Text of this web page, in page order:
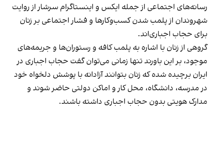
رسانه‎‌های اجتماعی از جمله ایکس و اینستاگرام سرشار از روایت
شهروندان از پلمب شدن کسب‌وکارها و فشار اجتماعی بر زنان
برای حجاب اجباری‌اند.
گروهی از زنان با اشاره به پلمب کافه و رستوران‌ها و جریمه‌های
موجود، بر این باورند تنها زمانی می‌توان گفت حجاب اجباری در
ایران برچیده شده که زنان بتوانند آزادانه با پوشش دلخواه خود
در مدرسه، دانشگاه، محل کار و اماکن دولتی حاضر شوند و
مدارک هویتی بدون حجاب اجباری داشته باشند.